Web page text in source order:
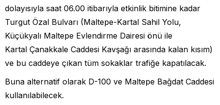
dolayısıyla saat 06.00 itibarıyla etkinlik bitimine kadar
Turgut Özal Bulvarı (Maltepe-Kartal Sahil Yolu,
Küçükyalı Maltepe Evlendirme Dairesi önü ile
Kartal Çanakkale Caddesi Kavşağı arasında kalan kısım)
ve bu caddeye çıkan tüm sokaklar trafiğe kapatılacak.
Buna alternatif olarak D-100 ve Maltepe Bağdat Caddesi
kullanılabilecek.